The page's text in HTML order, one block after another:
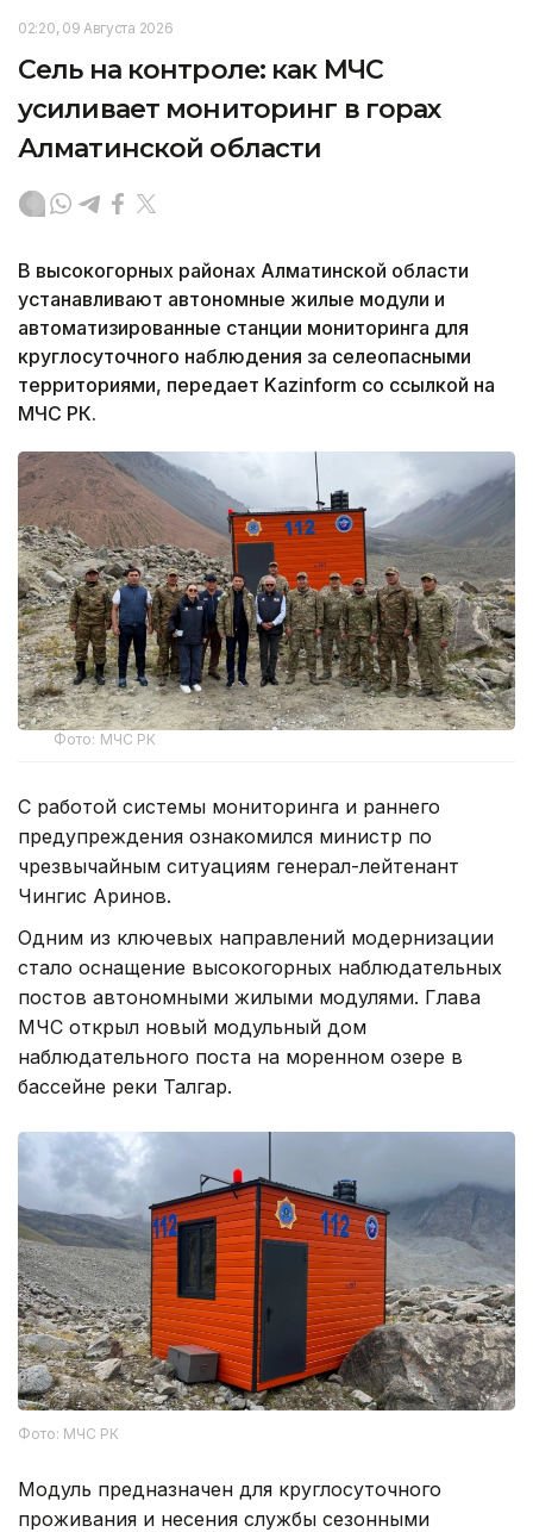
02:20, 09 Августа 2026
Сель на контроле: как МЧС
усиливает мониторинг в горах
Алматинской области
В высокогорных районах Алматинской области
устанавливают автономные жилые модули и
автоматизированные станции мониторинга для
круглосуточного наблюдения за селеопасными
территориями, передает Kazinform со ссылкой на
МЧС РК.
Фото: МЧС РК
С работой системы мониторинга и раннего
предупреждения ознакомился министр по
чрезвычайным ситуациям генерал-лейтенант
Чингис Аринов.
Одним из ключевых направлений модернизации
стало оснащение высокогорных наблюдательных
постов автономными жилыми модулями. Глава
МЧС открыл новый модульный дом
наблюдательного поста на моренном озере в
бассейне реки Талгар.
Фото: МЧС РК
Модуль предназначен для круглосуточного
проживания и несения службы сезонными